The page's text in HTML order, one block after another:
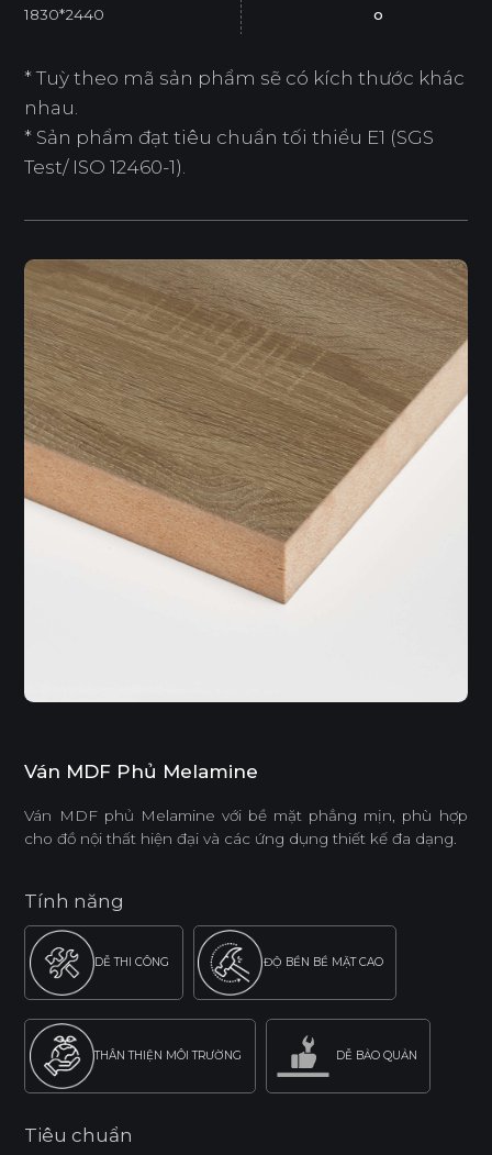
1830*2440 o
* Tuỳ theo mã sản phẩm sẽ có kích thước khác
nhau.
* Sản phẩm đạt tiêu chuẩn tối thiểu E1 (SGS
Test/ ISO 12460-1).
Ván MDF Phủ Melamine
Ván MDF phủ Melamine với bề mặt phẳng mịn, phù hợp
cho đồ nội thất hiện đại và các ứng dụng thiết kế đa dạng.
Tính năng
DỄ THI CÔNG ĐỘ BỀN BỀ MẶT CAO
THÂN THIỆN MÔI TRƯỜNG DỄ BẢO QUẢN
Tiêu chuẩn